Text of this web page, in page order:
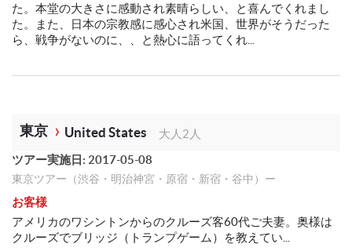
た。本堂の大きさに感動され素晴らしい、と喜んでくれまし
た。また、日本の宗教感に感心され米国、世界がそうだった
ら、戦争がないのに、、と熱心に語ってくれ...
東京 United States
大人2人
ツアー実施日: 2017-05-08
東京ツアー（渋谷・明治神宮・原宿・新宿・谷中）ー
お客様
アメリカのワシントンからのクルーズ客60代ご夫妻。奥様は
クルーズでブリッジ（トランプゲーム）を教えてい...